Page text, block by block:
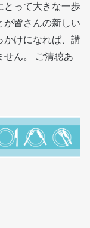
とって大きな一歩
が皆さんの新しい
かけになれば、講
せん。 ご清聴あ